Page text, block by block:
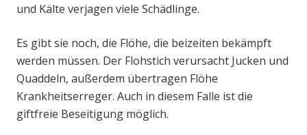
und Kälte verjagen viele Schädlinge.
Es gibt sie noch, die Flöhe, die beizeiten bekämpft
werden müssen. Der Flohstich verursacht Jucken und
Quaddeln, außerdem übertragen Flöhe
Krankheitserreger. Auch in diesem Falle ist die
giftfreie Beseitigung möglich.